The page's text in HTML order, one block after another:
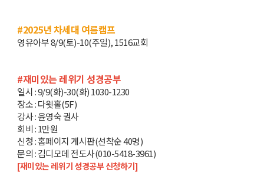
#2025년 차세대 여름캠프
영유아부 8/9(토)-10(주일), 1516교회
#재미있는 레위기 성경공부
일시 : 9/9(화)-30(화) 1030-1230
장소 : 다윗홀(5F)
강사 : 윤영숙 권사
회비 : 1만원
신청 : 홈페이지 게시판(선착순 40명)
문의 : 김디모데 전도사(010-5418-3961)
[재미있는 레위기 성경공부 신청하기]